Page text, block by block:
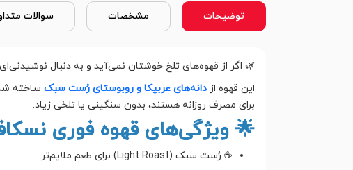
توضیحات مشخصات سوالات
🌿 اگر از قهوه‌های تلخ خوشتان نمی‌آید و به دنبال نوشیدنی‌ای
این قهوه از دانه‌های عربیکا و روبوستای رُست سبک ساخته
برای مصرف روزانه هستند، بدون سنگینی یا تلخی زیاد.
🌟 ویژگی‌های قهوه فوری
☕ رُست سبک (Light Roast) برای طعم ملایم‌تر